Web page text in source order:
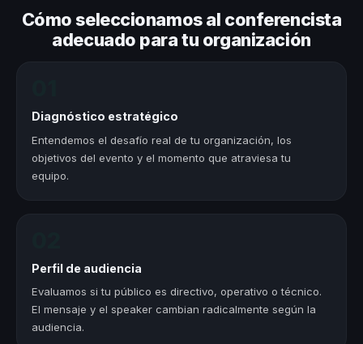
Cómo seleccionamos al conferencista
adecuado para tu organización
Diagnóstico estratégico
Entendemos el desafío real de tu organización, los
objetivos del evento y el momento que atraviesa tu
equipo.
Perfil de audiencia
Evaluamos si tu público es directivo, operativo o técnico.
El mensaje y el speaker cambian radicalmente según la
audiencia.